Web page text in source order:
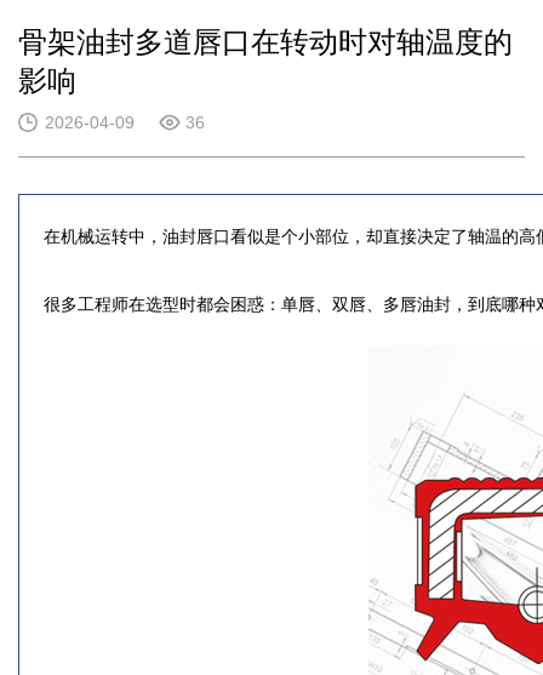
骨架油封多道唇口在转动时对轴温度的
影响
2026-04-09 36
在机械运转中，油封唇口看似是个小部位，却直接决定了轴温的
很多工程师在选型时都会困惑：单唇、双唇、多唇油封，到底哪